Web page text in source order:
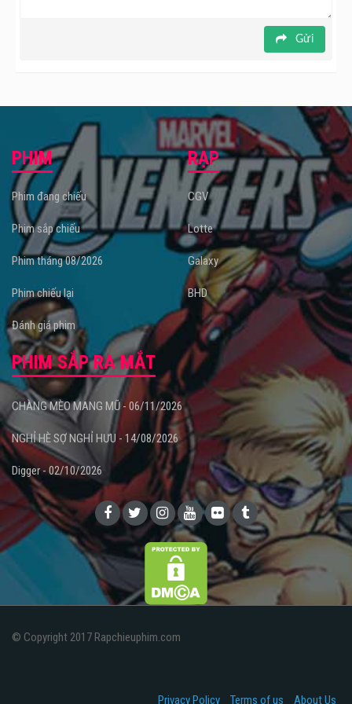
Gửi
PHIM
Phim đang chiếu
Phim sắp chiếu
Phim tháng 08/2026
Phim chiếu lại
Đánh giá phim
RẠP
CGV
Lotte
Galaxy
BHD
PHIM SẮP RA MẮT
CHÀNG MÈO MANG MŨ - 06/11/2026
NGHỈ HÈ SỢ NGHỈ HƯU - 14/08/2026
Digger - 02/10/2026
© Copyright 2017 Rapchieuphim.com
Privacy Policy Terms of us About Us